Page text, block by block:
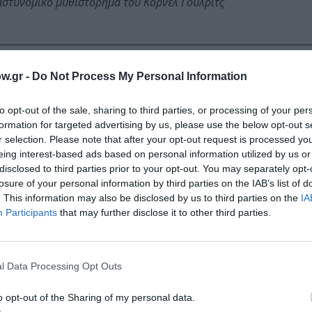
- Do Not Process My Personal Information
opt-out of the sale, sharing to third parties, or processing of your
for targeted advertising by us, please use the below opt-out
selection. Please note that after your opt-out request is processed
interest-based ads based on personal information utilized by us
to third parties prior to your opt-out. You may separately
of your personal information by third parties on the IAB’s list of
This information may also be disclosed by us to third parties on the
Participants that may further disclose it to other third parties.
Data Processing Opt Outs
opt-out of the Sharing of my personal data.
Σμύρνης, Παλαιολόγου 1, Νέα Σμύρνη
στις 19.30
πρώτοι όλες τις ειδήσεις
στο